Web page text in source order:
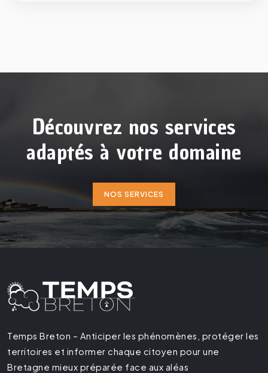
Découvrez nos services
adaptés à votre domaine
NOS SERVICES
Temps Breton – Anticiper les phénomènes, protéger les
territoires et informer chaque citoyen pour une
Bretagne mieux préparée face aux aléas